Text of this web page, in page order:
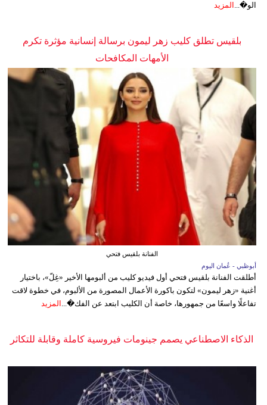
الو�... المزيد
بلقيس تطلق كليب زهر ليمون برسالة إنسانية مؤثرة تكرم
الأمهات المكافحات
الفنانة بلقيس فتحي
أبوظبي - عُمان اليوم
أطلقت الفنانة بلقيس فتحي أول فيديو كليب من ألبومها الأخير «غِلّ»، باختيار
أغنية «زهر ليمون» لتكون باكورة الأعمال المصورة من الألبوم، في خطوة لاقت
تفاعلًا واسعًا من جمهورها، خاصة أن الكليب ابتعد عن الفك�... المزيد
الذكاء الاصطناعي يصمم جينومات فيروسية كاملة وقابلة للتكاثر